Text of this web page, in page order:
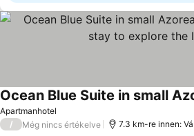
Apartmanhotel
/ Még nincs értékelve 7.3 km-re innen: